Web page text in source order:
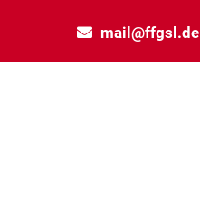
mail@ffgsl.de